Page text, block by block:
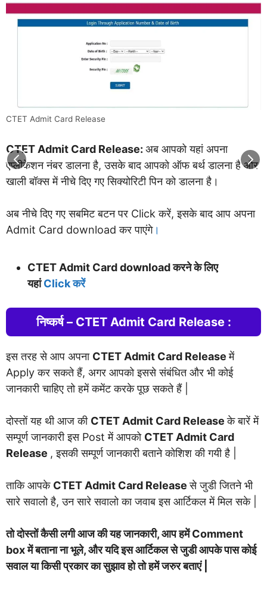
CTET Admit Card Release
CTET Admit Card Release: अब आपको यहां अपना
एप्लीकेशन नंबर डालना है, उसके बाद आपको ऑफ बर्थ डालना है और
खाली बॉक्स में नीचे दिए गए सिक्योरिटी पिन को डालना है।
अब नीचे दिए गए सबमिट बटन पर Click करें, इसके बाद आप अपना
Admit Card download कर पाएंगे।
CTET Admit Card download करने के लिए
यहांClickकरें
निष्कर्ष – CTET Admit Card Release :
इस तरह से आप अपना CTET Admit Card Releaseमें
Apply कर सकते हैं, अगर आपको इससे संबंधित और भी कोई
जानकारी चाहिए तो हमें कमेंट करके पूछ सकते हैं |
दोस्तों यह थी आज की CTET Admit Card Releaseके बारें में
सम्पूर्ण जानकारी इस Post में आपको CTET Admit Card
Release , इसकी सम्पूर्ण जानकारी बताने कोशिश की गयी है |
ताकि आपके CTET Admit Card Releaseसे जुडी जितने भी
सारे सवालो है, उन सारे सवालो का जवाब इस आर्टिकल में मिल सके |
तो दोस्तों कैसी लगी आज की यह जानकारी, आप हमें Comment
box में बताना ना भूले, और यदि इस आर्टिकल से जुडी आपके पास कोई
सवाल या किसी प्रकार का सुझाव हो तो हमें जरुर बताएं |